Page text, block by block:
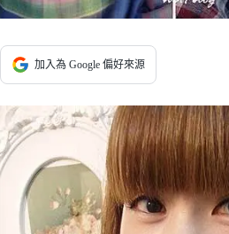
加入為 Google 偏好來源